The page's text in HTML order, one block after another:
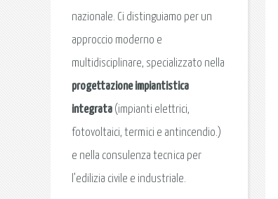
nazionale. Ci distinguiamo per un
approccio moderno e
multidisciplinare, specializzato nella
progettazione impiantistica
integrata (impianti elettrici,
fotovoltaici, termici e antincendio.)
e nella consulenza tecnica per
l’edilizia civile e industriale.